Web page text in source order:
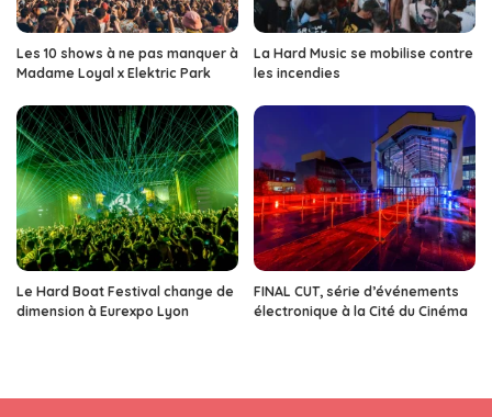
Les 10 shows à ne pas manquer à
Madame Loyal x Elektric Park
La Hard Music se mobilise contre
les incendies
Le Hard Boat Festival change de
dimension à Eurexpo Lyon
FINAL CUT, série d’événements
électronique à la Cité du Cinéma